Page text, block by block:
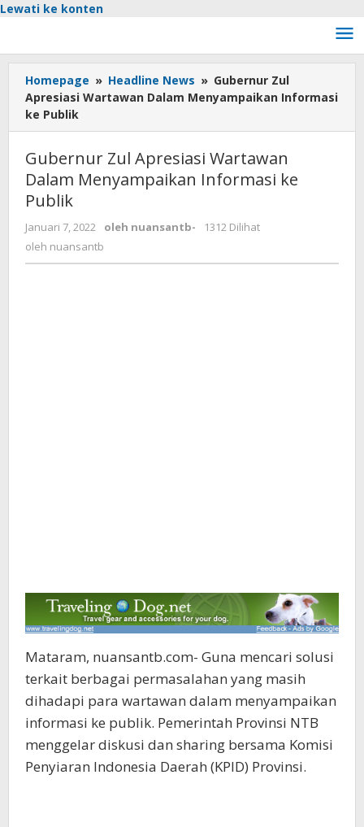
Lewati ke konten
Homepage » Headline News » Gubernur Zul
Apresiasi Wartawan Dalam Menyampaikan Informasi
ke Publik
Gubernur Zul Apresiasi Wartawan
Dalam Menyampaikan Informasi ke
Publik
Januari 7, 2022 oleh nuansantb-
1312 Dilihat
oleh nuansantb
Mataram, nuansantb.com- Guna mencari solusi
terkait berbagai permasalahan yang masih
dihadapi para wartawan dalam menyampaikan
informasi ke publik. Pemerintah Provinsi NTB
menggelar diskusi dan sharing bersama Komisi
Penyiaran Indonesia Daerah (KPID) Provinsi.